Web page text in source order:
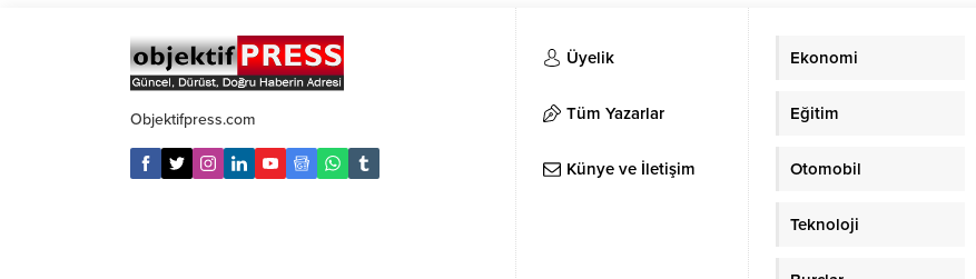
programına yoğun katılım sağlandı.
Kurban Bayramı tatilinin 9 gün olması
nedeniyle bugün gerçekleştirilen
programa Başkan Mehmet Kasım
Gülpınar’ın yanı sıra Büyükşehir...
sonuçlar alıyoruz” dedi. Şanlıurfa Valisi
Hasan Şıldak, dün gece zehir tacirlerine
yapılan operasyonun detaylarını paylaştı.
Şıldak, İl Emniyet Müdürlüğümüz
tarafından dün gece düzenlenen
operasyonda; 68 Kilo 500 Gram Eroin,
23 Kilo 500 Gram...
oldu. Kapalıçarşı’da da altın
Objektifpress.com
Üyelik
Tüm Yazarlar
Künye ve İletişim
Ekonomi
Eğitim
Otomobil
Teknoloji